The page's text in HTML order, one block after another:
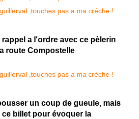
a l'ordre avec ce pèlerin
route Compostelle
un coup de gueule, mais
billet pour évoquer la